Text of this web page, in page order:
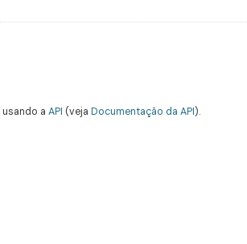
a API (veja Documentação da API).